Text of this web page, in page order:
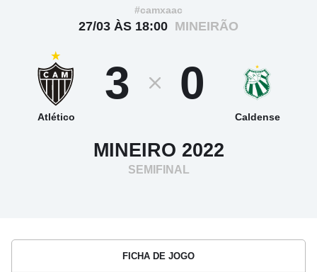
#camxaac
27/03 ÀS 18:00 MINEIRÃO
Atlético
3 0
Caldense
MINEIRO 2022
SEMIFINAL
FICHA DE JOGO